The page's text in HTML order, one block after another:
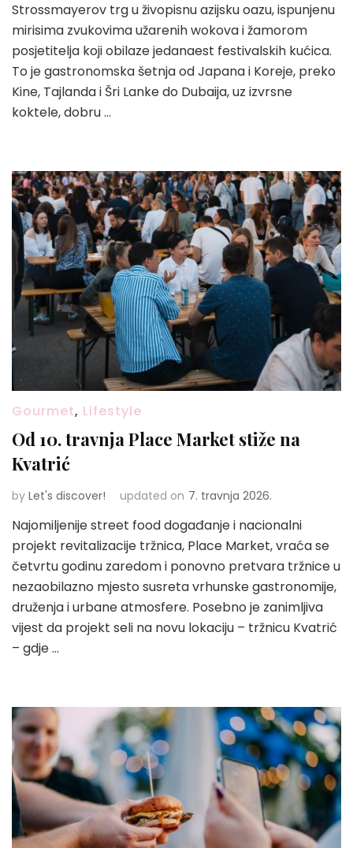
Strossmayerov trg u živopisnu azijsku oazu, ispunjenu
mirisima zvukovima užarenih wokova i žamorom
posjetitelja koji obilaze jedanaest festivalskih kućica.
To je gastronomska šetnja od Japana i Koreje, preko
Kine, Tajlanda i Šri Lanke do Dubaija, uz izvrsne
koktele, dobru …
Gourmet, Lifestyle
Od 10. travnja Place Market stiže na
Kvatrić
by Let's discover! updated on 7. travnja 2026.
Najomiljenije street food događanje i nacionalni
projekt revitalizacije tržnica, Place Market, vraća se
četvrtu godinu zaredom i ponovno pretvara tržnice u
nezaobilazno mjesto susreta vrhunske gastronomije,
druženja i urbane atmosfere. Posebno je zanimljiva
vijest da projekt seli na novu lokaciju – tržnicu Kvatrić
– gdje …